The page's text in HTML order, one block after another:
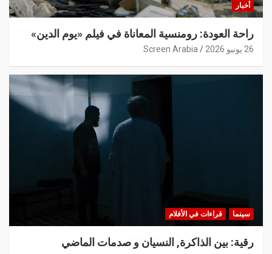
أخبار
راحة العودة: رومنسية المعاناة في فيلم «يوم الدين»
26 يونيو 2026 Screen Arabia
سينما قراءات في الأفلام
رقية: بين الذاكرة, النسيان و صدمات الماضي